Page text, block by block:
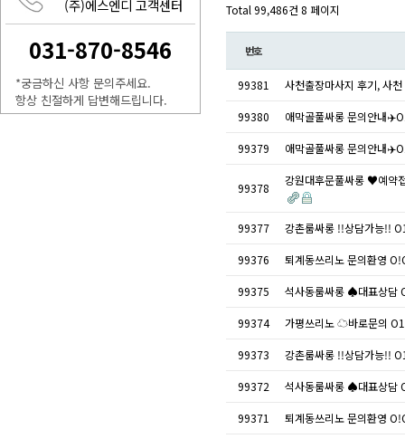
(주)에스엔디 고객센터
031-870-8546
*궁금하신 사항 문의주세요.
항상 친절하게 답변해드립니다.
Total 99,486건 8 페이지
번호
99381 사천출장마사지 후기, 사
99380 애막골풀싸롱 문의안내
99379 애막골풀싸롱 문의안내
99378
강원대후문풀싸롱 ♥예약
99377 강촌룸싸롱 !!상담가능!!
99376 퇴계동쓰리노 문의환영
99375 석사동룸싸롱 ♠대표상담
99374 가평쓰리노 ☁바로문의
99373 강촌룸싸롱 !!상담가능!!
99372 석사동룸싸롱 ♠대표상담
99371 퇴계동쓰리노 문의환영